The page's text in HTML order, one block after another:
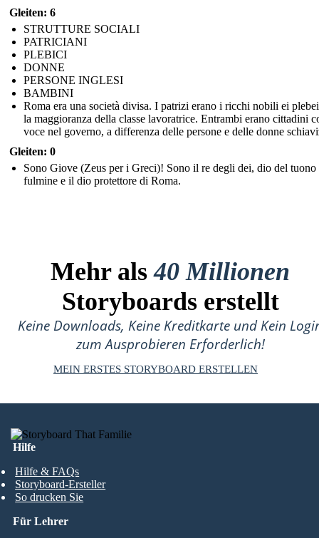
Gleiten: 6
STRUTTURE SOCIALI
PATRICIANI
PLEBICI
DONNE
PERSONE INGLESI
BAMBINI
Roma era una società divisa. I patrizi erano i ricchi nobili ei
la maggioranza della classe lavoratrice. Entrambi erano cittadini
voce nel governo, a differenza delle persone e delle donne
Gleiten: 0
Sono Giove (Zeus per i Greci)! Sono il re degli dei, dio del tuono
fulmine e il dio protettore di Roma.
Mehr als40 Millionen
Storyboards erstellt
Keine Downloads, Keine Kreditkarte und Kein
zum Ausprobieren Erforderlich!
MEIN ERSTES STORYBOARD ERSTELLEN
Hilfe
Hilfe & FAQs
Storyboard-Ersteller
So drucken Sie
Für Lehrer